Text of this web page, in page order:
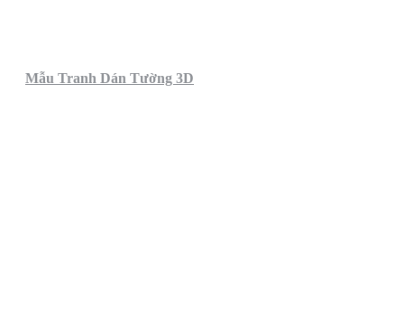
Mẫu Tranh Dán Tường 3D